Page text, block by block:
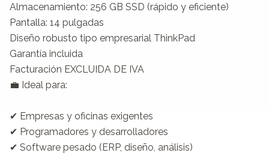
Almacenamiento: 256 GB SSD (rápido y eficiente)
Pantalla: 14 pulgadas
Diseño robusto tipo empresarial ThinkPad
Garantía incluida
Facturación EXCLUIDA DE IVA
💼 Ideal para:
✔ Empresas y oficinas exigentes
✔ Programadores y desarrolladores
✔ Software pesado (ERP, diseño, análisis)